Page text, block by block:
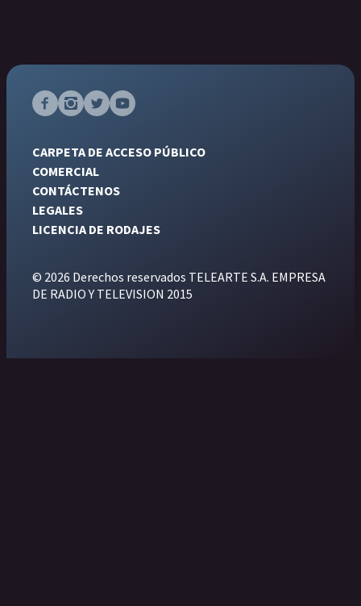
CARPETA DE ACCESO PÚBLICO
COMERCIAL
CONTÁCTENOS
LEGALES
LICENCIA DE RODAJES
© 2026 Derechos reservados TELEARTE S.A. EMPRESA
DE RADIO Y TELEVISION 2015